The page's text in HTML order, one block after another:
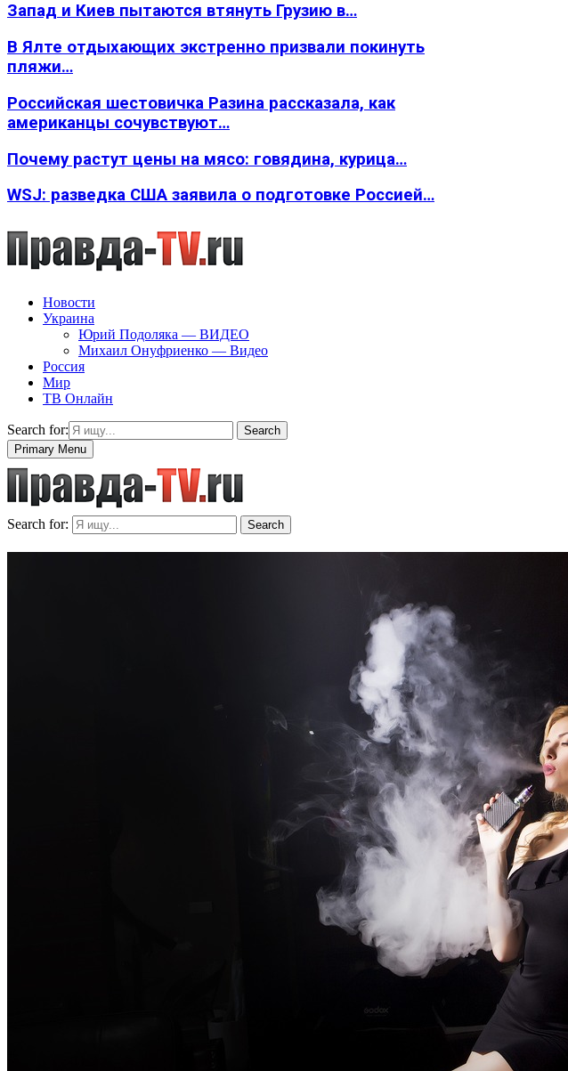
Запад и Киев пытаются втянуть Грузию в…
В Ялте отдыхающих экстренно призвали покинуть
пляжи…
Российская шестовичка Разина рассказала, как
американцы сочувствуют…
Почему растут цены на мясо: говядина, курица…
WSJ: разведка США заявила о подготовке Россией…
Новости
Украина
Юрий Подоляка — ВИДЕО
Михаил Онуфриенко — Видео
Россия
Мир
ТВ Онлайн
Search for:
Search
Primary Menu
Search for: Search